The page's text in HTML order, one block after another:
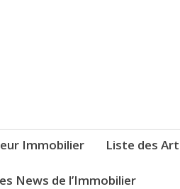
Immobilier Liste des
News de l’Immobilier